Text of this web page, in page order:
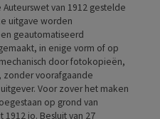
van 1912 gestelde
uitgave worden
geautomatiseerd
in enige vorm of op
door fotokopieën,
zonder voorafgaande
Voor zover het maken
op grond van
jo. Besluit van 27